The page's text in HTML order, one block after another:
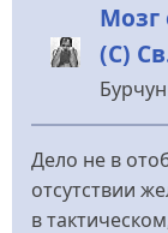
Мозг
(С)
Бурчун
Дело не в
отсутствии
в